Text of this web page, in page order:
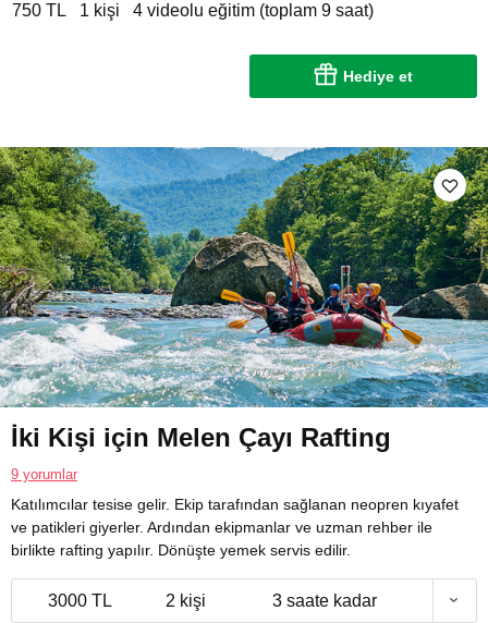
750 TL 1 kişi 4 videolu eğitim (toplam 9 saat)
Hediye et
İki Kişi için Melen Çayı Rafting
9 yorumlar
Katılımcılar tesise gelir. Ekip tarafından sağlanan neopren kıyafet
ve patikleri giyerler. Ardından ekipmanlar ve uzman rehber ile
birlikte rafting yapılır. Dönüşte yemek servis edilir.
3000 TL 2 kişi 3 saate kadar